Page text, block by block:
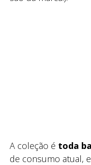
A coleção é toda
de consumo atual,